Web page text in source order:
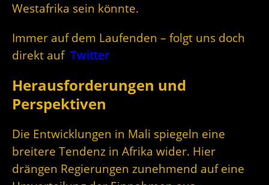
Westafrika sein könnte.
Immer auf dem Laufenden – folgt uns doch
direkt auf Twitter
Herausforderungen und
Perspektiven
Die Entwicklungen in Mali spiegeln eine
breitere Tendenz in Afrika wider. Hier
drängen Regierungen zunehmend auf eine